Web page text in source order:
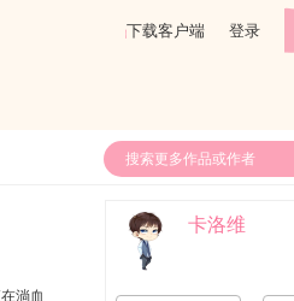
下载客户端 登录
淌血
卡洛维